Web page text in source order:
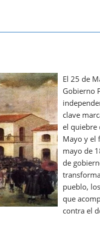
El 25 de
Gobierno
clave
el quiebre
Mayo y el
mayo de
de
pueblo,
que
contra el